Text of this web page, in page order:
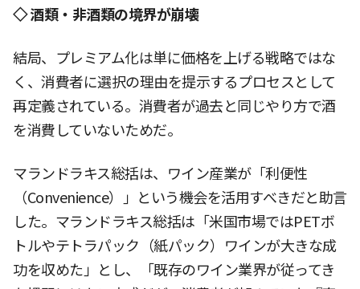
◇ 酒類・非酒類の境界が崩壊
結局、プレミアム化は単に価格を上げる戦略ではな
く、消費者に選択の理由を提示するプロセスとして
再定義されている。消費者が過去と同じやり方で酒
を消費していないためだ。
マランドラキス総括は、ワイン産業が「利便性
（Convenience）」という機会を活用すべきだと助言
した。マランドラキス総括は「米国市場ではPETボ
トルやテトラパック（紙パック）ワインが大きな成
功を収めた」とし、「既存のワイン業界が従ってき